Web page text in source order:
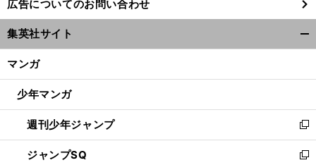
い
ウ
ィ
ン
ウ
開
く
広告についてのお問い合わせ
集英社サイト
マンガ
少年マンガ
週刊少年ジャンプ
新
し
い
ジャンプSQ
新